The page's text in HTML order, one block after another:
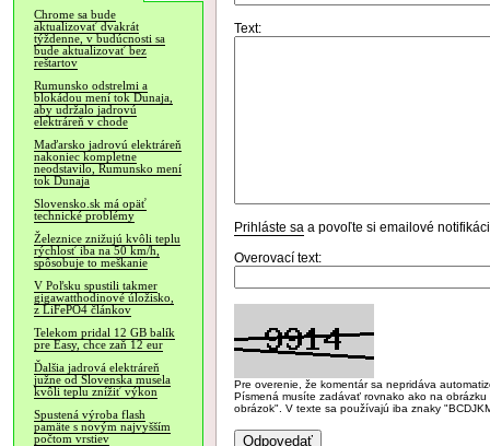
Chrome sa bude
aktualizovať dvakrát
týždenne, v budúcnosti sa
bude aktualizovať bez
reštartov
Rumunsko odstrelmi a
blokádou mení tok Dunaja,
aby udržalo jadrovú
elektráreň v chode
Maďarsko jadrovú elektráreň
nakoniec kompletne
neodstavilo, Rumunsko mení
tok Dunaja
Slovensko.sk má opäť
technické problémy
Železnice znižujú kvôli teplu
rýchlosť iba na 50 km/h,
spôsobuje to meškanie
V Poľsku spustili takmer
gigawatthodinové úložisko,
z LiFePO4 článkov
Telekom pridal 12 GB balík
pre Easy, chce zaň 12 eur
Ďalšia jadrová elektráreň
južne od Slovenska musela
kvôli teplu znížiť výkon
Spustená výroba flash
pamäte s novým najvyšším
počtom vrstiev
Text:
Prihláste sa a povoľte si emailové
Overovací text:
Pre overenie, že komentár sa nepridáva
Písmená musíte zadávať rovnako ako na
obrázok". V texte sa používajú iba znaky